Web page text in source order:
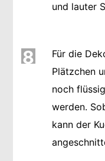
und lauter
8
Für die
Plätzchen
noch
werden.
kann der